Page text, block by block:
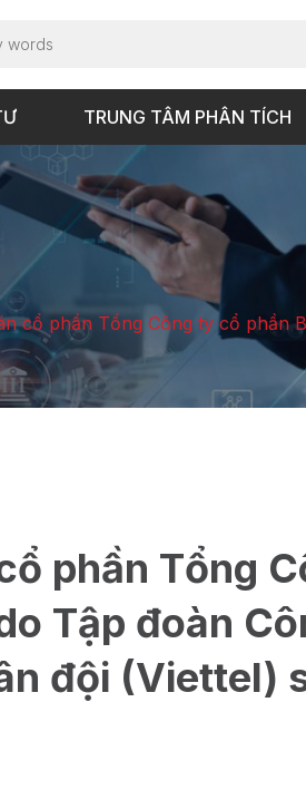
TRUNG TÂM PHÂN TÍCH
phần Tổng
Tập đoàn
đội (Viettel)